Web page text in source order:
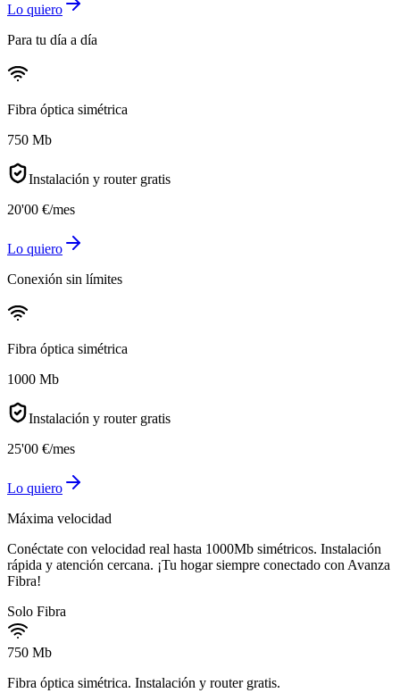
Lo quiero
Para tu día a día
Fibra óptica simétrica
750 Mb
Instalación y router gratis
20'00 €/mes
Lo quiero
Conexión sin límites
Fibra óptica simétrica
1000 Mb
Instalación y router gratis
25'00 €/mes
Lo quiero
Máxima velocidad
Conéctate con velocidad real hasta 1000Mb simétricos. Instalación
rápida y atención cercana. ¡Tu hogar siempre conectado con Avanza
Fibra!
Solo Fibra
750 Mb
Fibra óptica simétrica. Instalación y router gratis.